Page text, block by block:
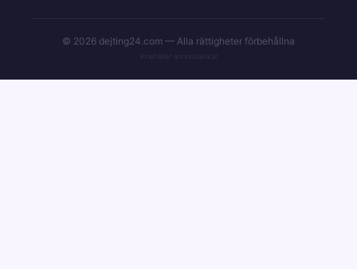
© 2026 dejting24.com — Alla rättigheter förbehållna